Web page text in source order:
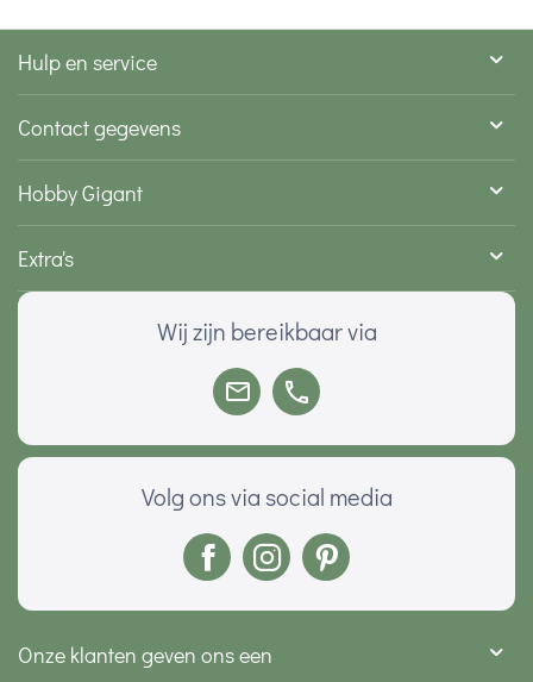
Hulp en service
Contact gegevens
Hobby Gigant
Extra's
Wij zijn bereikbaar via
Volg ons via social media
Onze klanten geven ons een